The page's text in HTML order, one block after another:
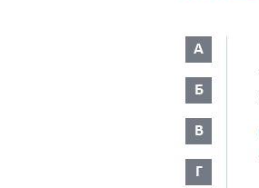
А
Б
В
Г